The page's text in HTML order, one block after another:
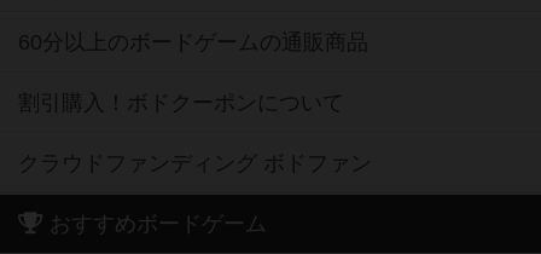
60分以上のボードゲームの通販商品
割引購入！ボドクーポンについて
クラウドファンディング ボドファン
おすすめボードゲーム